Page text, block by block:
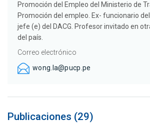
Promoción del Empleo del Ministerio de
Promoción del empleo. Ex- funcionario del
jefe (e) del DACG. Profesor invitado en
del país.
Correo electrónico
wong.la@pucp.pe
Publicaciones (29)